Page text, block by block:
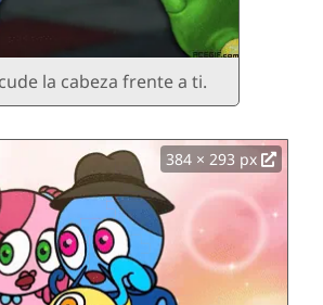
la cabeza frente a ti.
384 × 293 px